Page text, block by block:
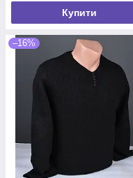
Купити
–16%